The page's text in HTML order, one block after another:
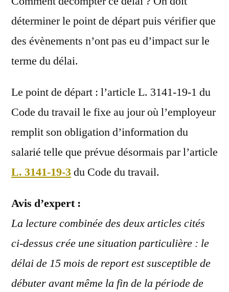
déterminer le point de départ puis vérifier que
des évènements n’ont pas eu d’impact sur le
terme du délai.
Le point de départ : l’article L. 3141-19-1 du
Code du travail le fixe au jour où l’employeur
remplit son obligation d’information du
salarié telle que prévue désormais par l’article
L. 3141-19-3du Code du travail.
Avis d’expert :
La lecture combinée des deux articles cités
ci-dessus crée une situation particulière : le
délai de 15 mois de report est susceptible de
débuter avant même la fin de la période de